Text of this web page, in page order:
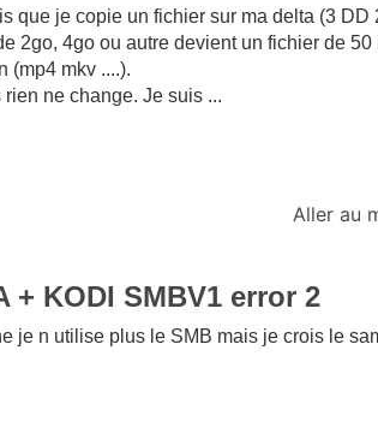
que je copie un fichier sur ma delta (3 DD
2go, 4go ou autre devient un fichier de 50
(mp4 mkv ....).
ne change. Je suis ...
Aller au
+ KODI SMBV1 error 2
je n utilise plus le SMB mais je crois le